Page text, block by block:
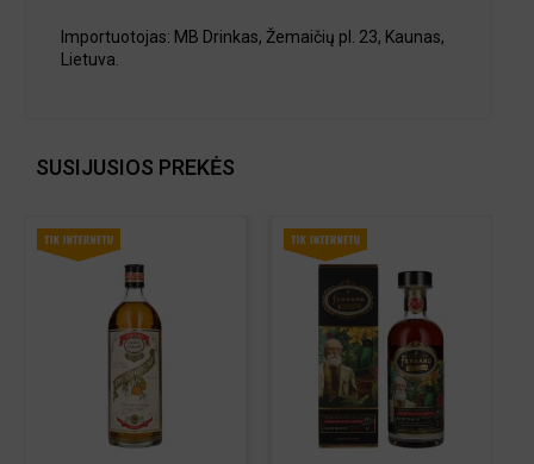
Importuotojas: MB Drinkas, Žemaičių pl. 23, Kaunas,
Lietuva.
SUSIJUSIOS PREKĖS